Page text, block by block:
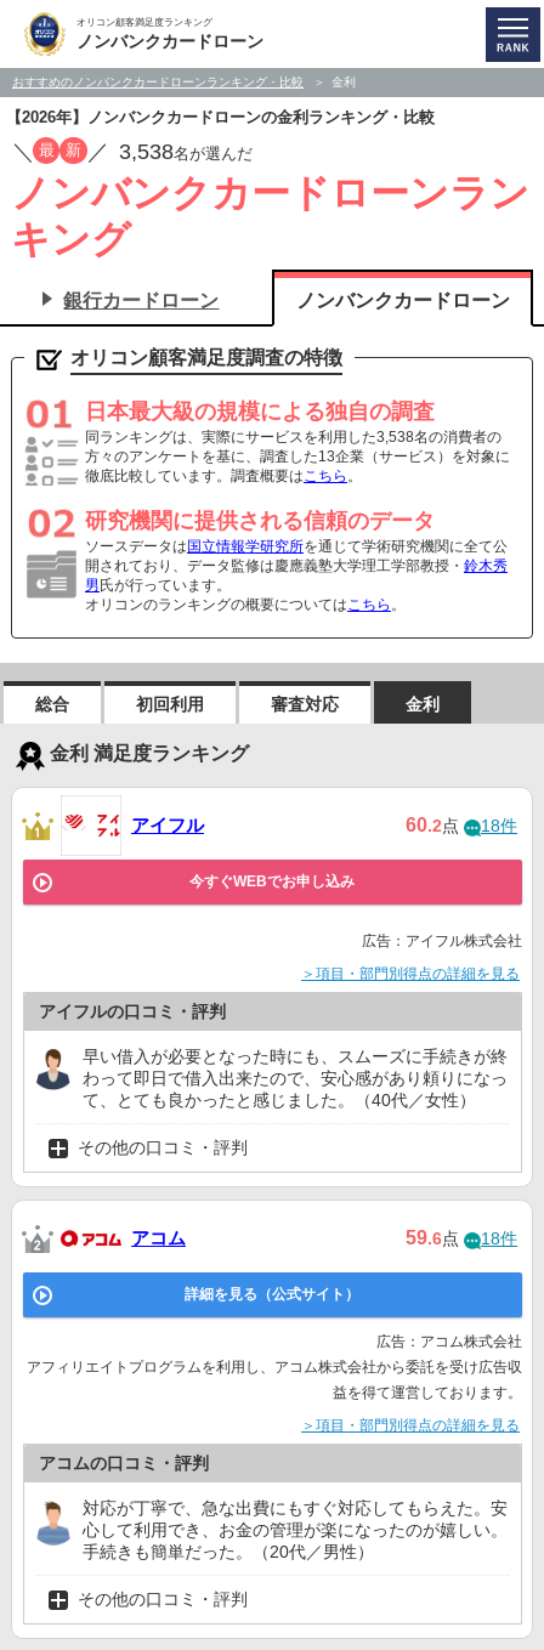
オリコン顧客満足度ランキング
ノンバンクカードローン
おすすめのノンバンクカードローンランキング・比較 金利
【2026年】ノンバンクカードローンの金利ランキング・比較
／ 最 新 ／ 3,538名が選んだ
ノンバンクカードローンラン
キング
銀行カードローン ノンバンクカードローン
オリコン顧客満足度調査の特徴
日本最大級の規模による独自の調査
同ランキングは、実際にサービスを利用した3,538名の消費者の
方々のアンケートを基に、調査した13企業（サービス）を対象に
徹底比較しています。調査概要はこちら 。
研究機関に提供される信頼のデータ
ソースデータは 国立情報学研究所を通じて学術研究機関に全て公
開されており、データ監修は慶應義塾大学理工学部教授・ 鈴木秀
男 氏が行っています。
オリコンのランキングの概要についてはこちら 。
総合 初回利用 審査対応 金利
金利 満足度ランキング
アイフル 60.2点 18件
今すぐWEBでお申し込み
広告：アイフル株式会社
＞項目・部門別得点の詳細を見る
アイフルの口コミ・評判
早い借入が必要となった時にも、スムーズに手続きが終
わって即日で借入出来たので、安心感があり頼りになっ
て、とても良かったと感じました。（40代／女性）
その他の口コミ・評判
アコム 59.6点 18件
詳細を見る（公式サイト）
広告：アコム株式会社
アフィリエイトプログラムを利用し、アコム株式会社から委託を受け広告収
益を得て運営しております。
＞項目・部門別得点の詳細を見る
アコムの口コミ・評判
対応が丁寧で、急な出費にもすぐ対応してもらえた。安
心して利用でき、お金の管理が楽になったのが嬉しい。
手続きも簡単だった。（20代／男性）
その他の口コミ・評判